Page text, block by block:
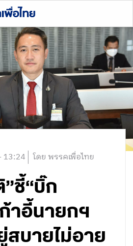
13:24 โดย พรรคเพื่อไทย
ชี้“บิ๊ก
าอี้นายกฯ
สบายไม่อาย